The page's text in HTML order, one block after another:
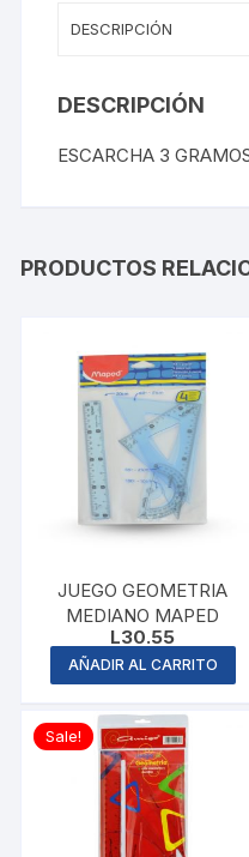
DESCRIPCIÓN
DESCRIPCIÓN
ESCARCHA 3
PRODUCTOS
JUEGO GEOMETRIA
MEDIANO MAPED
L30.55
AÑADIR AL CARRITO
Sale!